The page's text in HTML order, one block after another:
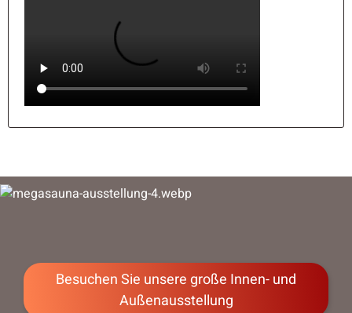
Besuchen Sie unsere große Innen- und
Außenausstellung
Besuchen Sie unsere große Innen- und
Außenausstellung